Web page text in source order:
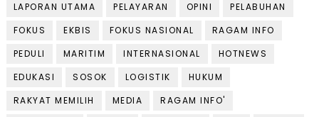
LAPORAN UTAMA
PELAYARAN OPINI
PELABUHAN
FOKUS
EKBIS FOKUS NASIONAL
RAGAM INFO
PEDULI
MARITIM INTERNASIONAL
HOTNEWS
EDUKASI
SOSOK LOGISTIK
HUKUM
RAKYAT MEMILIH
MEDIA
RAGAM INFO'